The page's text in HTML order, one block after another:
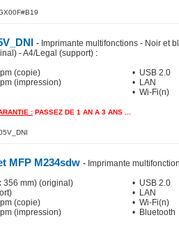
- Imprimante multifonctions - Noir et
- A4/Legal (support) :
(copie)
(impression)
• USB 2.0
• LAN
• Wi-Fi(n)
: PASSEZ DE 1 AN A 3 ANS ...
MFP M234sdw - Imprimante
356 mm) (original)
(copie)
(impression)
• USB 2.0
• LAN
• Wi-Fi(n)
• Bluetooth